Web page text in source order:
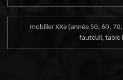
mobilier XXe (année 50, 60,
fauteuil, table